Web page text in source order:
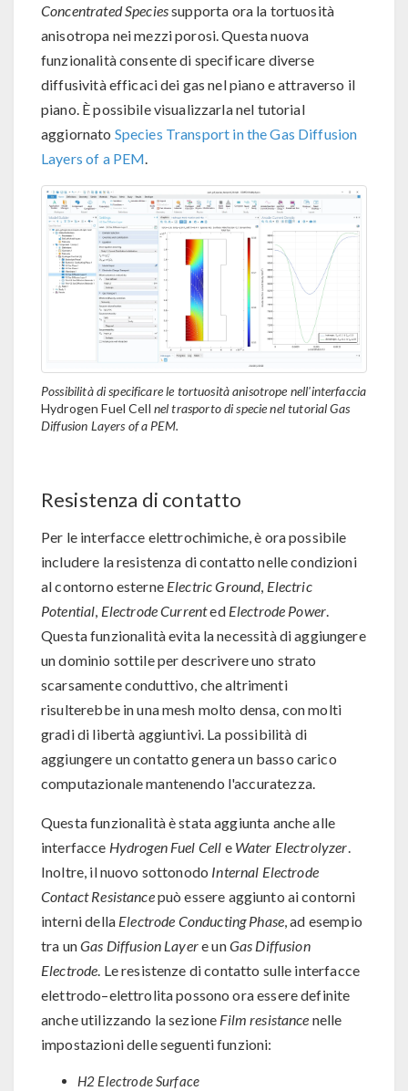
Concentrated Speciessupporta ora la tortuosità
anisotropa nei mezzi porosi. Questa nuova
funzionalità consente di specificare diverse
diffusività efficaci dei gas nel piano e attraverso il
piano. È possibile visualizzarla nel tutorial
aggiornato Species Transport in the Gas Diffusion
Layers of a PEM
Possibilità di specificare le tortuosità anisotrope nell'interfaccia
Hydrogen Fuel Cell nel trasporto di specie nel tutorial Gas
Diffusion Layers of a PEM.
Resistenza di contatto
Per le interfacce elettrochimiche, è ora possibile
includere la resistenza di contatto nelle condizioni
al contorno esterne Electric Ground, Electric
Potential Electrode Currented Electrode Power
Questa funzionalità evita la necessità di aggiungere
un dominio sottile per descrivere uno strato
scarsamente conduttivo, che altrimenti
risulterebbe in una mesh molto densa, con molti
gradi di libertà aggiuntivi. La possibilità di
aggiungere un contatto genera un basso carico
computazionale mantenendo l'accuratezza.
Questa funzionalità è stata aggiunta anche alle
interfacce Hydrogen Fuel Cell e Water Electrolyzer
Inoltre, il nuovo sottonodo Internal Electrode
Contact Resistancepuò essere aggiunto ai contorni
interni della Electrode Conducting Phase , ad esempio
tra unGas Diffusion Layere unGas Diffusion
Electrode . Le resistenze di contatto sulle interfacce
elettrodo–elettrolita possono ora essere definite
anche utilizzando la sezione Film resistance nelle
impostazioni delle seguenti funzioni:
H2 Electrode Surface